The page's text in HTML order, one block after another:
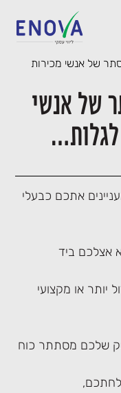
של אנשי מכירות
של אנשי
אתכם כבעלי
אצלכם ביד
יותר או מקצועי
שלכם מסתתר כוח